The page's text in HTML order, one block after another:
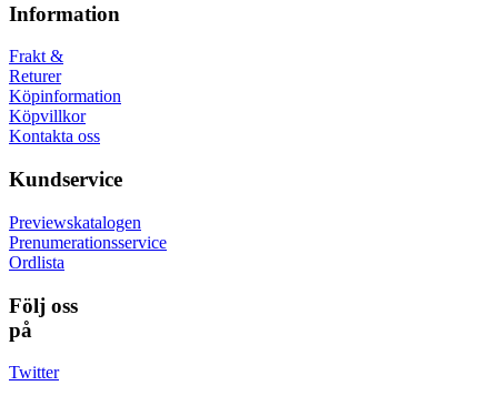
Information
Frakt &
Returer
Köpinformation
Köpvillkor
Kontakta oss
Kundservice
Previewskatalogen
Prenumerationsservice
Ordlista
Följ oss
på
Twitter